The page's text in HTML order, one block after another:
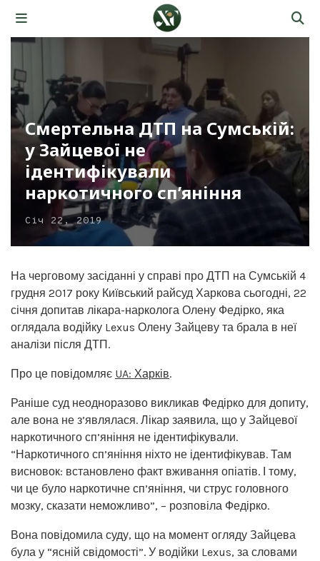
Смертельна ДТП на Сумській:
у Зайцевої не
ідентифікували
наркотичного сп’яніння
Січ 22, 2019
На черговому засіданні у справі про ДТП на Сумській 4
грудня 2017 року Київський райсуд Харкова сьогодні, 22
січня допитав лікара-нарколога Олену Федірко, яка
оглядала водійку Lexus Олену Зайцеву та брала в неї
аналізи після ДТП.
Про це повідомляє UA: Харків.
Раніше суд неодноразово викликав Федірко для допиту,
але вона не з’являлася. Лікар заявила, що у Зайцевої
наркотичного сп’яніння не ідентифікували.
“Наркотичного сп’яніння ніхто не ідентифікував. Там
висновок: встановлено факт вживання опіатів. І тому,
чи це було наркотичне сп’яніння, чи струс головного
мозку, сказати неможливо”, – розповіла Федірко.
Вона повідомила суду, що на момент огляду Зайцева
була у “ясній свідомості”. У водійки Lexus, за словами